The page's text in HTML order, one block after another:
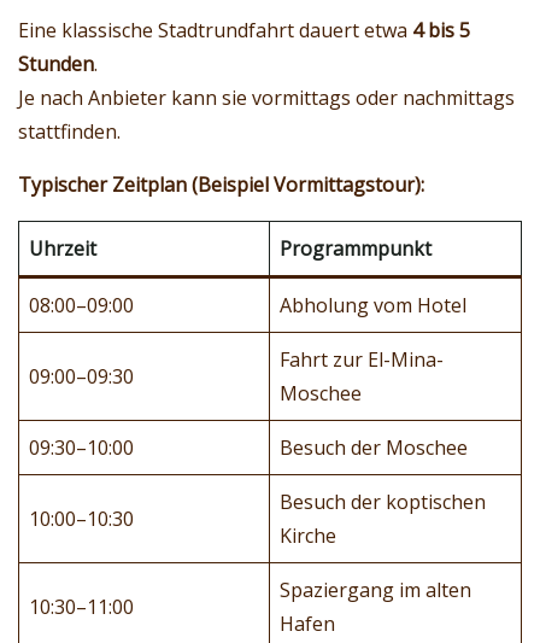
Eine klassische Stadtrundfahrt dauert etwa 4 bis 5
Stunden.
Je nach Anbieter kann sie vormittags oder nachmittags
stattfinden.
Typischer Zeitplan (Beispiel Vormittagstour):
Uhrzeit Programmpunkt
08:00–09:00 Abholung vom Hotel
09:00–09:30
Fahrt zur El-Mina-
Moschee
09:30–10:00 Besuch der Moschee
10:00–10:30
Besuch der koptischen
Kirche
10:30–11:00
Spaziergang im alten
Hafen